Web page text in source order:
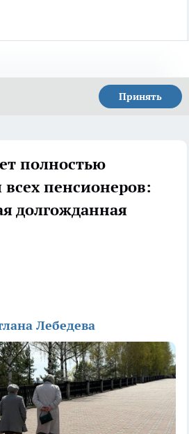
Принять
полностью
всех пенсионеров:
долгожданная
Лебедева